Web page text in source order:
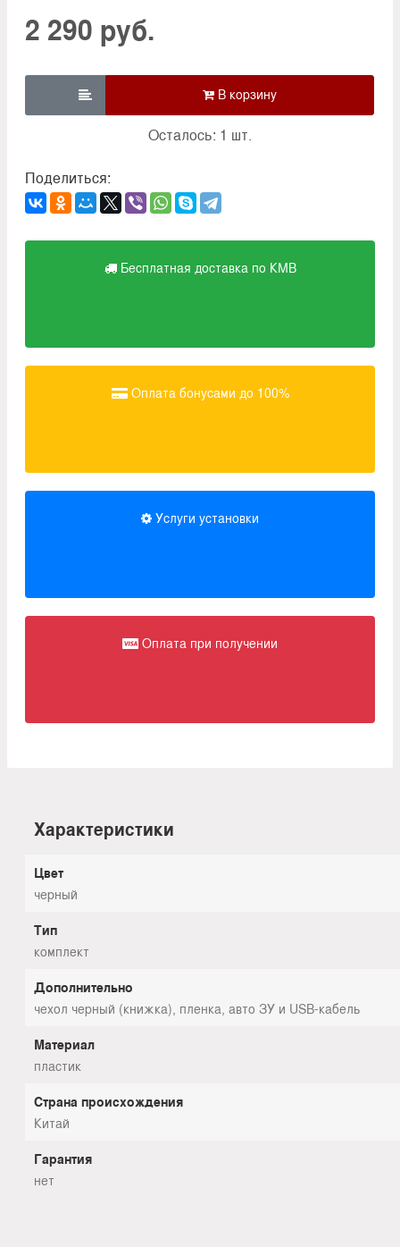
2 290 руб.

Осталось: 1 шт.
Поделиться:
Бесплатная доставка по КМВ
Оплата бонусами до 100%
Услуги установки
Оплата при получении
Характеристики
Цвет
черный
Тип
комплект
Дополнительно
чехол черный (книжка), пленка, авто ЗУ и USB-кабель
Материал
пластик
Страна происхождения
Китай
Гарантия
нет